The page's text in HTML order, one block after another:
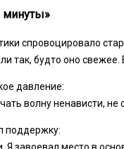
минуты»
спровоцировало
так, будто оно
давление:
волну ненависти,
поддержку: